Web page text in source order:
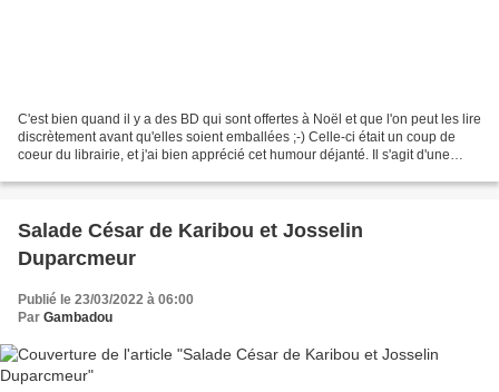
C'est bien quand il y a des BD qui sont offertes à Noël et que l'on peut les lire
discrètement avant qu'elles soient emballées ;-) Celle-ci était un coup de
coeur du librairie, et j'ai bien apprécié cet humour déjanté. Il s'agit d'une
Salade César de Karibou et Josselin
Duparcmeur
Publié le 23/03/2022 à 06:00
Par Gambadou